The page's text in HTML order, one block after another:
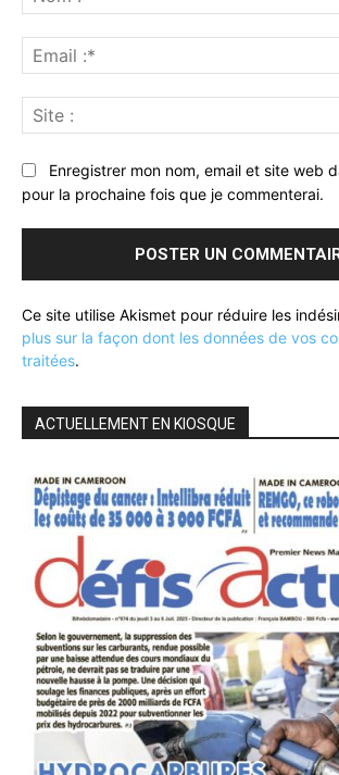
Enregistrer mon nom, email et site web
pour la prochaine fois que je commenterai.
Ce site utilise Akismet pour réduire les
plus sur la façon dont les données de vos
traitées.
ACTUELLEMENT EN KIOSQUE